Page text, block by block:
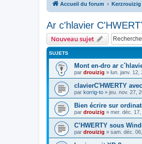
Accueil du forum
Ar c'hlavier
Nouveau sujet
SUJETS
Mont en-dro ar
par drouizig » lun. janv. 12,
clavierC'HWERTY
par korrig-to » jeu. nov. 27,
Bien écrire sur
par drouizig » mer. déc.
C’HWERTY sous
par drouizig » sam. déc.